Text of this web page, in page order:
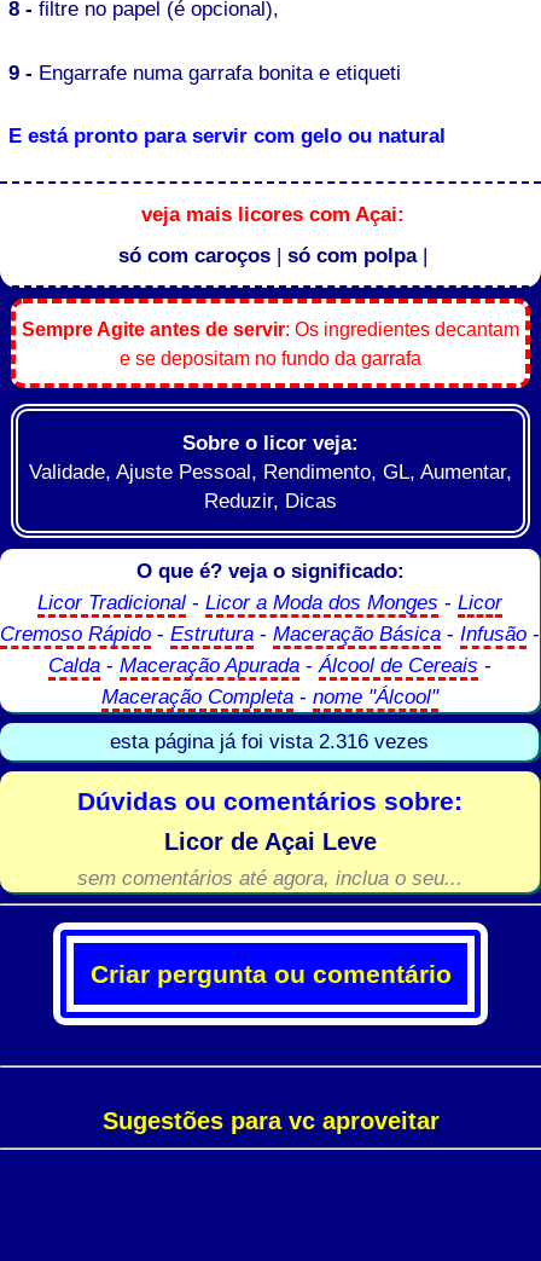
8 -filtre no papel (é opcional),
9 - Engarrafe numa garrafa bonita e etiqueti
E está pronto para servir com gelo ou natural
veja mais licores com Açai:
só com caroços| só com polpa|
Sempre Agite antes de servir: Os ingredientes decantam
e se depositam no fundo da garrafa
Sobre o licor veja:
Validade, Ajuste Pessoal, Rendimento, GL, Aumentar,
Reduzir, Dicas
O que é? veja o significado:
Licor Tradicional -Licor a Moda dos Monges -Licor
Cremoso Rápido -Estrutura -Maceração Básica - Infusão -
Calda -Maceração Apurada -Álcool de Cereais -
Maceração Completa -nome "Álcool"
esta página já foi vista 2.316 vezes
Dúvidas ou comentários sobre:
Licor de Açai Leve
sem comentários até agora, inclua o seu...
Criar pergunta ou comentário
Sugestões para vc aproveitar